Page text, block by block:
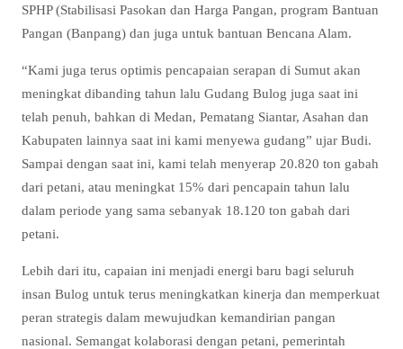
SPHP (Stabilisasi Pasokan dan Harga Pangan, program Bantuan
Pangan (Banpang) dan juga untuk bantuan Bencana Alam.
“Kami juga terus optimis pencapaian serapan di Sumut akan
meningkat dibanding tahun lalu Gudang Bulog juga saat ini
telah penuh, bahkan di Medan, Pematang Siantar, Asahan dan
Kabupaten lainnya saat ini kami menyewa gudang” ujar Budi.
Sampai dengan saat ini, kami telah menyerap 20.820 ton gabah
dari petani, atau meningkat 15% dari pencapain tahun lalu
dalam periode yang sama sebanyak 18.120 ton gabah dari
petani.
Lebih dari itu, capaian ini menjadi energi baru bagi seluruh
insan Bulog untuk terus meningkatkan kinerja dan memperkuat
peran strategis dalam mewujudkan kemandirian pangan
nasional. Semangat kolaborasi dengan petani, pemerintah